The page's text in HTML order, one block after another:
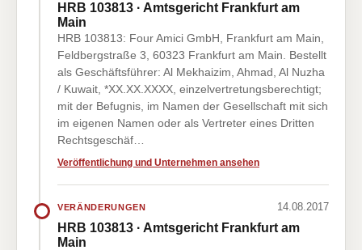
HRB 103813 · Amtsgericht Frankfurt am
Main
HRB 103813: Four Amici GmbH, Frankfurt am Main,
Feldbergstraße 3, 60323 Frankfurt am Main. Bestellt
als Geschäftsführer: Al Mekhaizim, Ahmad, Al Nuzha
/ Kuwait, *XX.XX.XXXX, einzelvertretungsberechtigt;
mit der Befugnis, im Namen der Gesellschaft mit sich
im eigenen Namen oder als Vertreter eines Dritten
Rechtsgeschäf…
Veröffentlichung und Unternehmen ansehen
VERÄNDERUNGEN 14.08.2017
HRB 103813 · Amtsgericht Frankfurt am
Main